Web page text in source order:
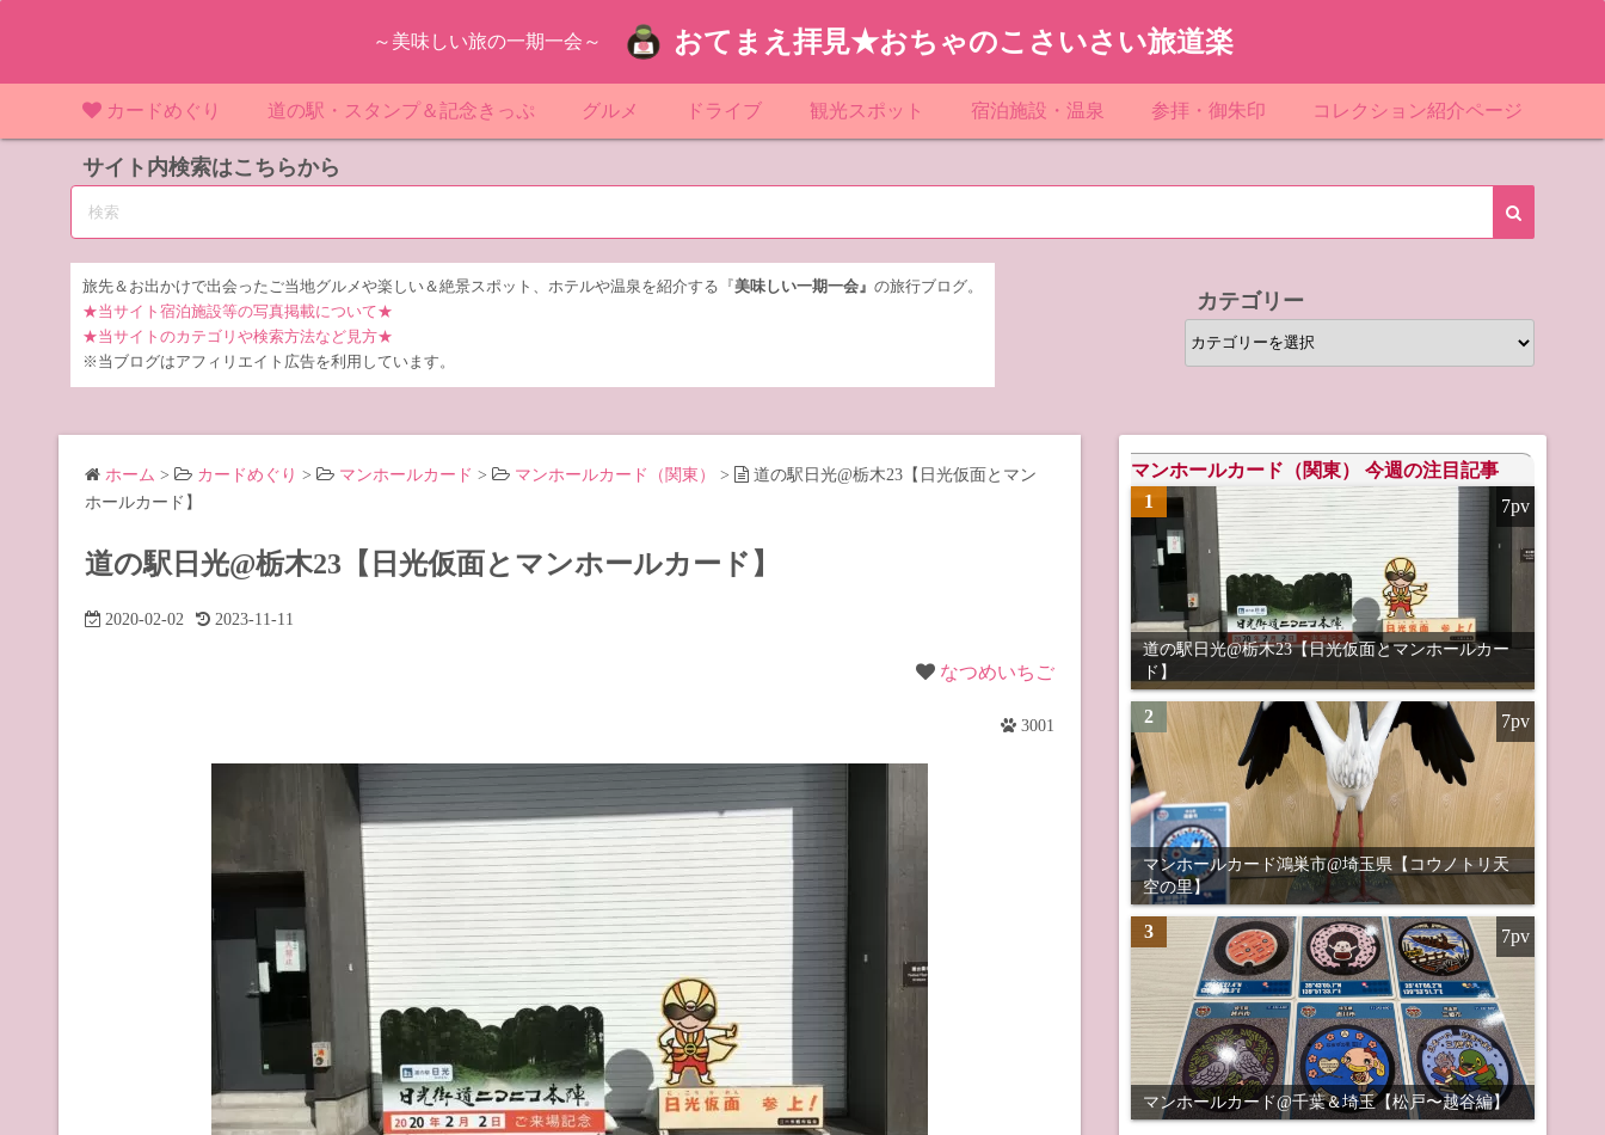
ツ
～美味しい旅の一期一会～ おてまえ拝見★おちゃのこさいさい旅道楽
カードめぐり
マンホールカード マンホールカード（関東）
埼玉県のマンホール
茨城県のマンホール
栃木県のマンホール
マンホールカード（東北） 宮城県のマンホール
マンホールカード（中部）
IKEカード
KAWAカード
橋カード
ダムカード
LOGetカード
道の駅・スタンプ＆記念きっぷ
道の駅（関東）
道の駅 埼玉
道の駅 茨城
道の駅 群馬
道の駅 山梨
道の駅 静岡
道の駅（東北） 道の駅 宮城
道の駅（北陸）
グルメ ドライブ 観光スポット
遊び・体験
宿泊施設・温泉
スーパーホテル
シティホテル・ビジネスホテル
参拝・御朱印 コレクション紹介ページ
「東北」道の駅スタンプ一覧
サイト内検索はこちらから
旅先＆お出かけで出会ったご当地グルメや楽しい＆絶景スポット、ホテルや温泉を紹介する『 美味しい一期一会』 の旅行ブログ。
★当サイト宿泊施設等の写真掲載について★
★当サイトのカテゴリや検索方法など見方★
※当ブログはアフィリエイト広告を利用しています。
カテゴリー
カ
テ
ー
ホーム > カードめぐり > マンホールカード > マンホールカード（関東） >
道の駅日光@栃木23【日光仮面とマン
ホールカード】
道の駅日光@栃木23【日光仮面とマンホールカード】
2020-02-02 2023-11-11
なつめいちご
3001
マンホールカード（関東） 今週の注目記事
1
道の駅日光@栃木23【日光仮面とマンホールカー
ド】
7pv
2
マンホールカード鴻巣市@埼玉県【コウノトリ天
空の里】
7pv
3
マンホールカード@千葉＆埼玉【松戸〜越谷編】
7pv